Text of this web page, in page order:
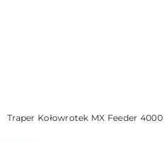
Traper Kołowrotek MX Feeder 4000